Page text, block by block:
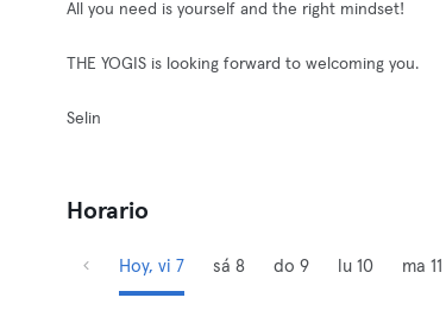
All you need is yourself and the right mindset!
THE YOGIS is looking forward to welcoming you.
Selin
Horario
Hoy, vi 7 sá 8 do 9 lu 10 ma 11